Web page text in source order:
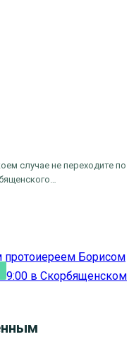
случае не переходите по